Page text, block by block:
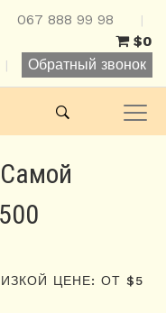
067 888 99 98 |
$0
| Обратный звонок
ЦЕНЕ: ОТ $5